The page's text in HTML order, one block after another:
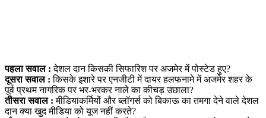
पहला सवाल : देशल दान किसकी सिफारिश पर अजमेर में पोस्टेड हुए?
दूसरा सवाल : किसके इशारे पर एनजीटी में दायर हलफनामे में अजमेर शहर के
पूर्व प्रथम नागरिक पर भर-भरकर नाले का कीचड़ उछाला?
तीसरा सवाल : मीडियाकर्मियों और ब्लॉगर्स को बिकाऊ का तमगा देने वाले देशल
दान क्या खुद मीडिया को यूज नहीं करते?